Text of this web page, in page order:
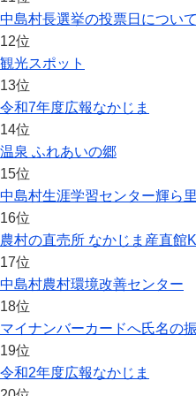
中島村長選挙の投票日について
12位
観光スポット
13位
令和7年度広報なかじま
14位
温泉 ふれあいの郷
15位
中島村生涯学習センター輝ら里
16位
農村の直売所 なかじま産直館
17位
中島村農村環境改善センター
18位
マイナンバーカードへ氏名の
19位
令和2年度広報なかじま